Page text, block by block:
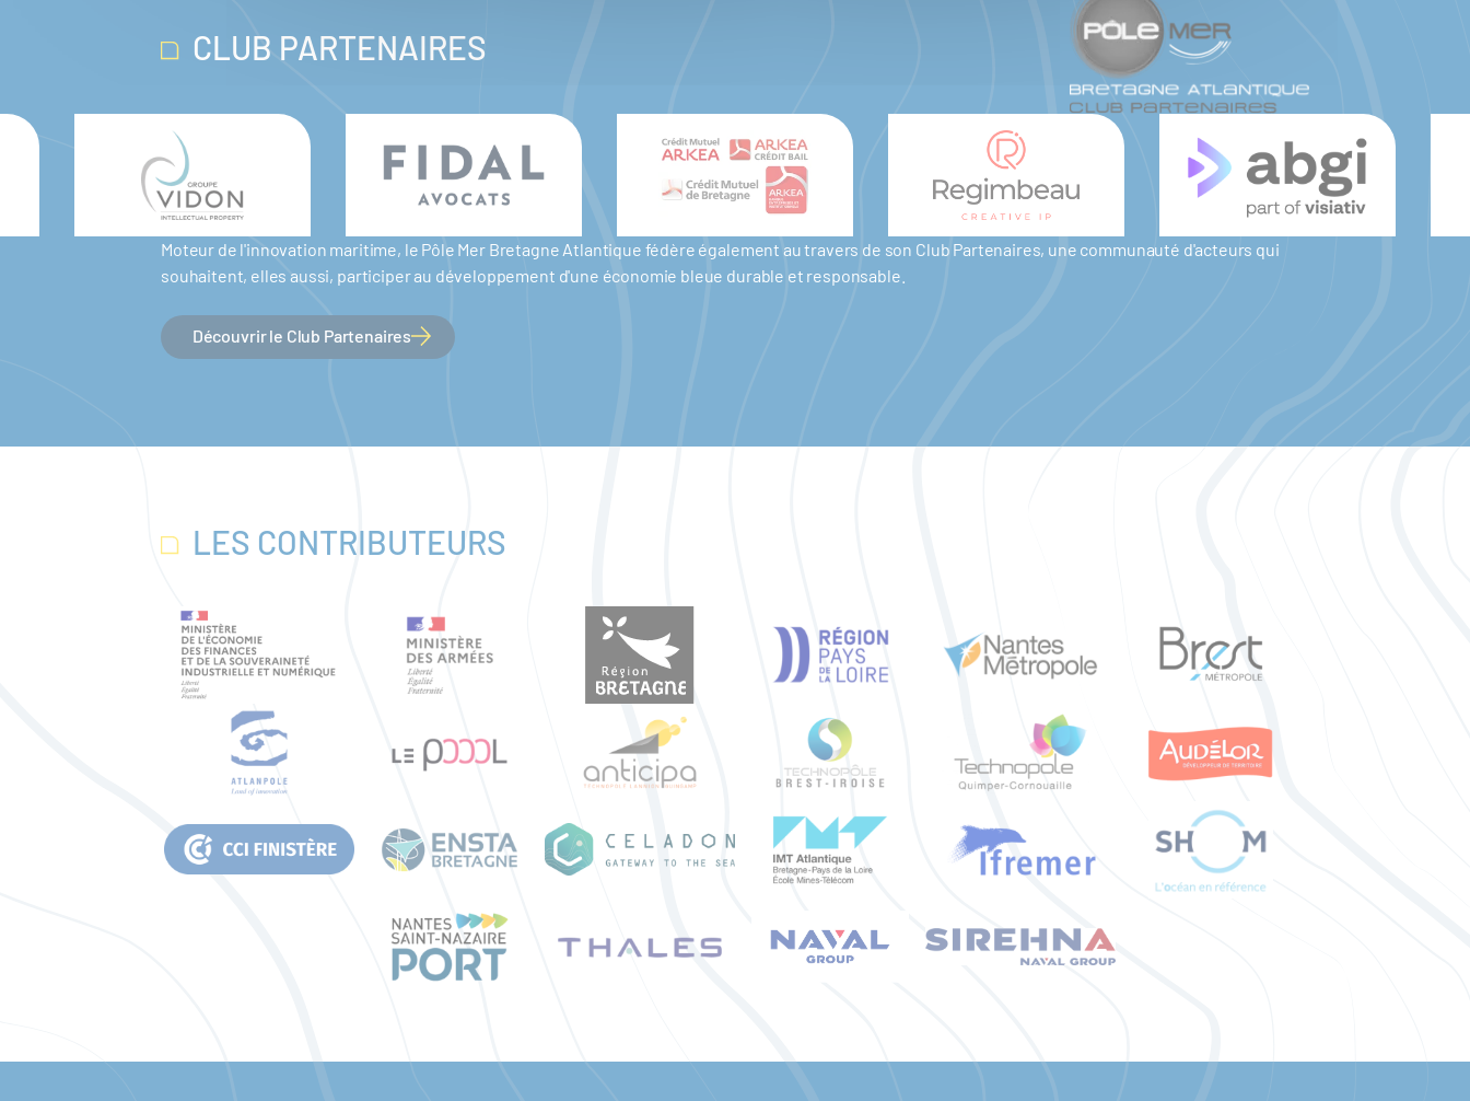
CLUB PARTENAIRES
Moteur de l'innovation maritime, le Pôle Mer Bretagne Atlantique fédère également au travers de son Club Partenaires, une communauté d'acteurs qui
souhaitent, elles aussi, participer au développement d'une économie bleue durable et responsable.
Découvrir le Club Partenaires
LES CONTRIBUTEURS